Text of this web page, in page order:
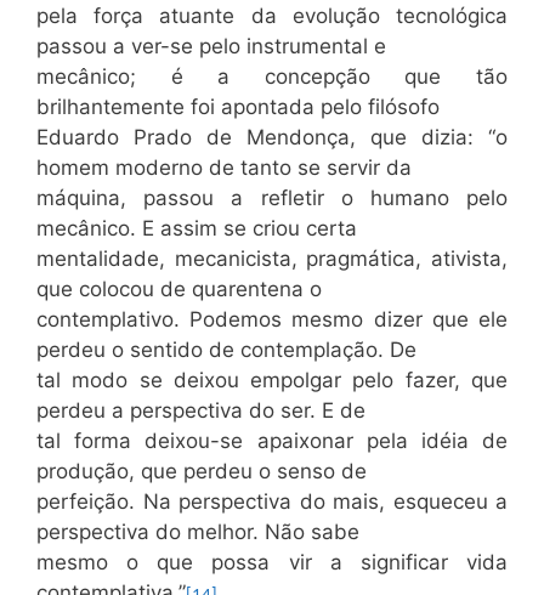
pela força atuante da evolução tecnológica
passou a ver-se pelo instrumental e
mecânico; é a concepção que tão
brilhantemente foi apontada pelo filósofo
Eduardo Prado de Mendonça, que dizia: “o
homem moderno de tanto se servir da
máquina, passou a refletir o humano pelo
mecânico. E assim se criou certa
mentalidade, mecanicista, pragmática, ativista,
que colocou de quarentena o
contemplativo. Podemos mesmo dizer que ele
perdeu o sentido de contemplação. De
tal modo se deixou empolgar pelo fazer, que
perdeu a perspectiva do ser. E de
tal forma deixou-se apaixonar pela idéia de
produção, que perdeu o senso de
perfeição. Na perspectiva do mais, esqueceu a
perspectiva do melhor. Não sabe
mesmo o que possa vir a significar vida